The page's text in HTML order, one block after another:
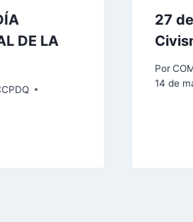
DE LA
27
Por
14 de